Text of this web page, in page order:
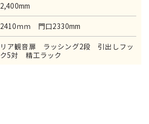
2,400mm
2410ｍｍ 門口2330mm
リア観音扉 ラッシング2段 引出しフッ
ク5対 精工ラック